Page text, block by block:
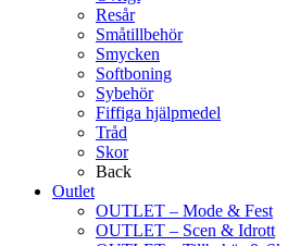
Resår
Småtillbehör
Smycken
Softboning
Sybehör
Fiffiga hjälpmedel
Tråd
Skor
Back
Outlet
OUTLET – Mode & Fest
OUTLET – Scen & Idrott